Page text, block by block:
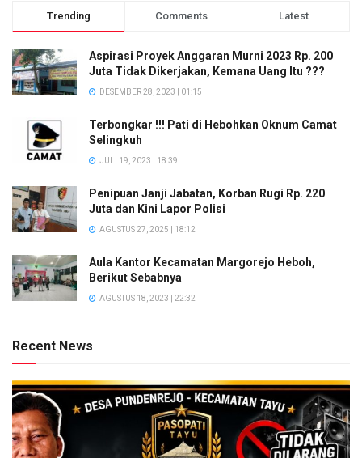
Trending Comments Latest
Aspirasi Proyek Anggaran Murni 2023 Rp. 200
Juta Tidak Dikerjakan, Kemana Uang Itu ???
DESEMBER 28, 2023 | 01:15
Terbongkar !!! Pati di Hebohkan Oknum Camat
Selingkuh
JULI 19, 2023 | 18:39
Penipuan Janji Jabatan, Korban Rugi Rp. 220
Juta dan Kini Lapor Polisi
AGUSTUS 27, 2025 | 18:12
Aula Kantor Kecamatan Margorejo Heboh,
Berikut Sebabnya
AGUSTUS 18, 2023 | 22:32
Recent News